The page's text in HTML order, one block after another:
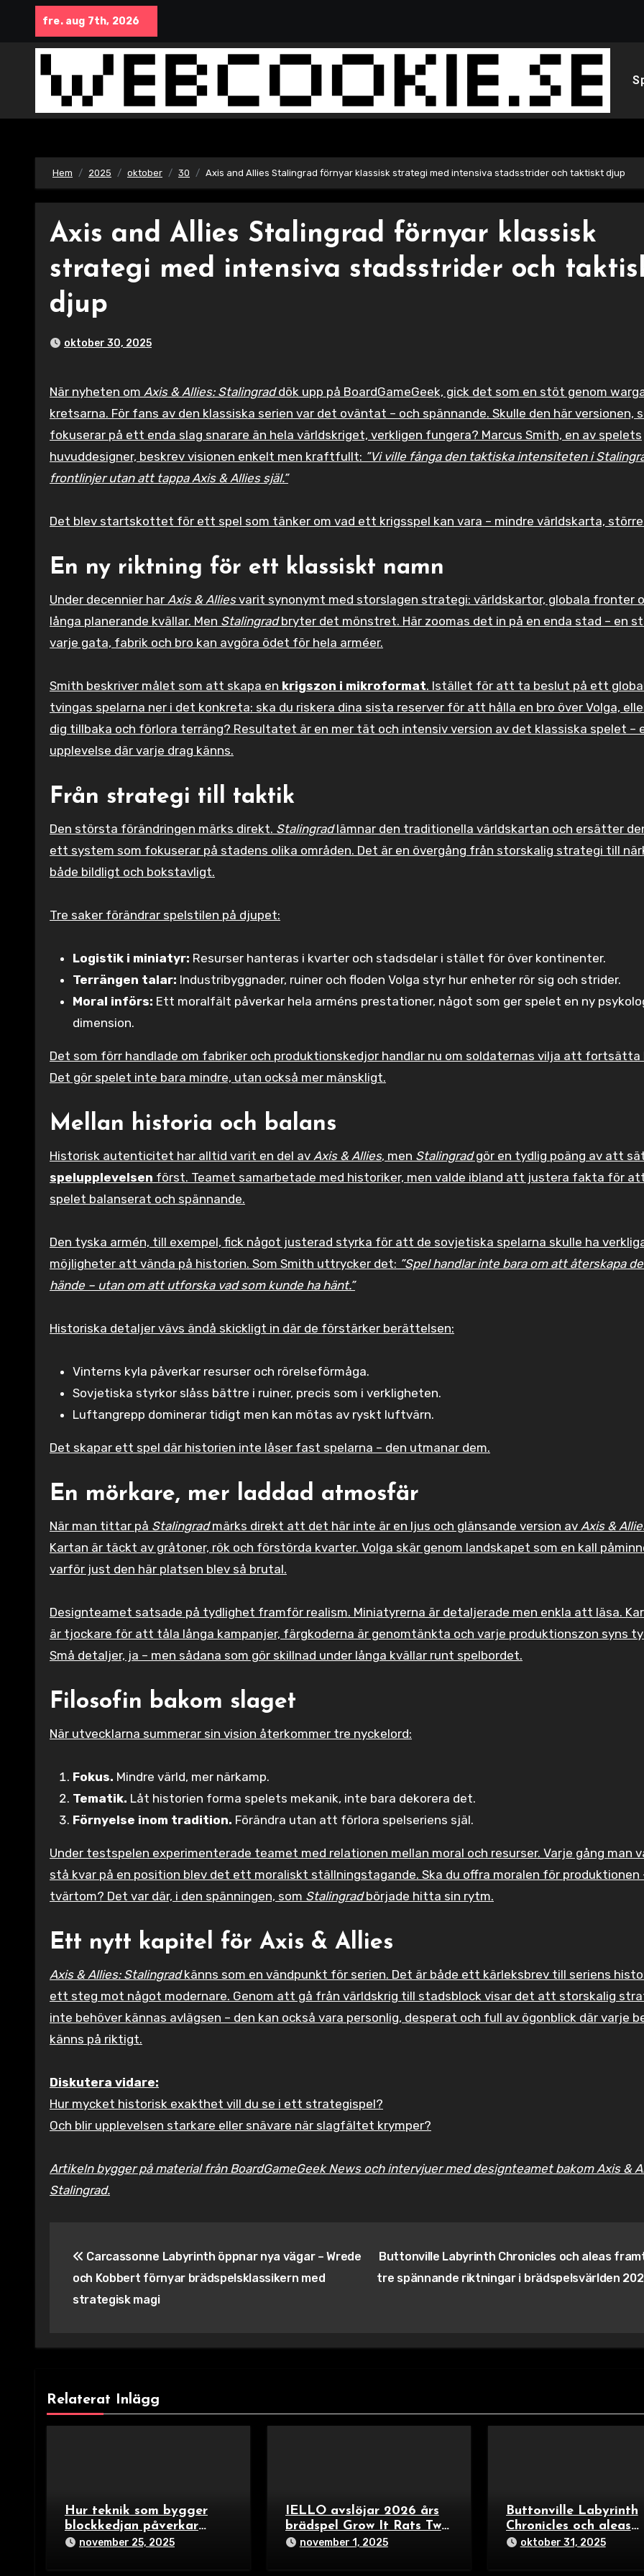
innehåll
fre. aug 7th, 2026
Hem 2025 oktober 30 Axis and Allies Stalingrad förnyar klassisk strategi med intensiva stadsstrider och taktiskt djup
Axis and Allies Stalingrad förnyar klassisk
strategi med intensiva stadsstrider och
djup
oktober 30, 2025
När nyheten om Axis & Allies: Stalingraddök upp på BoardGameGeek, gick det som en stöt genom
kretsarna. För fans av den klassiska serien var det oväntat – och spännande. Skulle den här versionen,
fokuserar på ett enda slag snarare än hela världskriget, verkligen fungera? Marcus Smith, en av spelets
huvuddesigner, beskrev visionen enkelt men kraftfullt: ”Vi ville fånga den taktiska intensiteten i
frontlinjer utan att tappa Axis & Allies själ.”
Det blev startskottet för ett spel som tänker om vad ett krigsspel kan vara – mindre världskarta, större
En ny riktning för ett klassiskt namn
Under decennier har Axis & Alliesvarit synonymt med storslagen strategi: världskartor, globala fronter
långa planerande kvällar. Men Stalingradbryter det mönstret. Här zoomas det in på en enda stad – en
varje gata, fabrik och bro kan avgöra ödet för hela arméer.
Smith beskriver målet som att skapa en krigszon i mikroformat. Istället för att ta beslut på ett
tvingas spelarna ner i det konkreta: ska du riskera dina sista reserver för att hålla en bro över Volga,
dig tillbaka och förlora terräng? Resultatet är en mer tät och intensiv version av det klassiska spelet –
upplevelse där varje drag känns.
Från strategi till taktik
Den största förändringen märks direkt. Stalingradlämnar den traditionella världskartan och ersätter
ett system som fokuserar på stadens olika områden. Det är en övergång från storskalig strategi till
både bildligt och bokstavligt.
Tre saker förändrar spelstilen på djupet:
Logistik i miniatyr: Resurser hanteras i kvarter och stadsdelar i stället för över kontinenter.
Terrängen talar: Industribyggnader, ruiner och floden Volga styr hur enheter rör sig och strider.
Moral införs: Ett moralfält påverkar hela arméns prestationer, något som ger spelet en ny
dimension.
Det som förr handlade om fabriker och produktionskedjor handlar nu om soldaternas vilja att fortsätta
Det gör spelet inte bara mindre, utan också mer mänskligt.
Mellan historia och balans
Historisk autenticitet har alltid varit en del av Axis & Allies, men Stalingradgör en tydlig poäng av att
spelupplevelsen först. Teamet samarbetade med historiker, men valde ibland att justera fakta för
spelet balanserat och spännande.
Den tyska armén, till exempel, fick något justerad styrka för att de sovjetiska spelarna skulle ha
möjligheter att vända på historien. Som Smith uttrycker det: ”Spel handlar inte bara om att återskapa
hände – utan om att utforska vad som kunde ha hänt.”
Historiska detaljer vävs ändå skickligt in där de förstärker berättelsen:
Vinterns kyla påverkar resurser och rörelseförmåga.
Sovjetiska styrkor slåss bättre i ruiner, precis som i verkligheten.
Luftangrepp dominerar tidigt men kan mötas av ryskt luftvärn.
Det skapar ett spel där historien inte låser fast spelarna – den utmanar dem.
En mörkare, mer laddad atmosfär
När man tittar på Stalingradmärks direkt att det här inte är en ljus och glänsande version av Axis &
Kartan är täckt av gråtoner, rök och förstörda kvarter. Volga skär genom landskapet som en kall
varför just den här platsen blev så brutal.
Designteamet satsade på tydlighet framför realism. Miniatyrerna är detaljerade men enkla att läsa.
är tjockare för att tåla långa kampanjer, färgkoderna är genomtänkta och varje produktionszon syns
Små detaljer, ja – men sådana som gör skillnad under långa kvällar runt spelbordet.
Filosofin bakom slaget
När utvecklarna summerar sin vision återkommer tre nyckelord:
Fokus. Mindre värld, mer närkamp.
Tematik. Låt historien forma spelets mekanik, inte bara dekorera det.
Förnyelse inom tradition. Förändra utan att förlora spelseriens själ.
Under testspelen experimenterade teamet med relationen mellan moral och resurser. Varje gång man
stå kvar på en position blev det ett moraliskt ställningstagande. Ska du offra moralen för produktionen
tvärtom? Det var där, i den spänningen, som Stalingradbörjade hitta sin rytm.
Ett nytt kapitel för Axis & Allies
Axis & Allies: Stalingradkänns som en vändpunkt för serien. Det är både ett kärleksbrev till seriens
ett steg mot något modernare. Genom att gå från världskrig till stadsblock visar det att storskalig
inte behöver kännas avlägsen – den kan också vara personlig, desperat och full av ögonblick där varje
känns på riktigt.
Diskutera vidare:
Hur mycket historisk exakthet vill du se i ett strategispel?
Och blir upplevelsen starkare eller snävare när slagfältet krymper?
Artikeln bygger på material från BoardGameGeek News och intervjuer med designteamet bakom Axis &
Stalingrad.
Carcassonne Labyrinth öppnar nya vägar – Wrede
och Kobbert förnyar brädspelsklassikern med
strategisk magi
Buttonville Labyrinth Chronicles och aleas
tre spännande riktningar i brädspelsvärlden
Relaterat Inlägg
Hur teknik som bygger
blockkedjan påverkar
spelets upplägg för 2025
november 25, 2025
IELLO avslöjar 2026 års
brädspel Grow It Rats Two
Tricks Each och Bunny
november 1, 2025
Buttonville Labyrinth
Chronicles och aleas
framtid – tre
oktober 31, 2025